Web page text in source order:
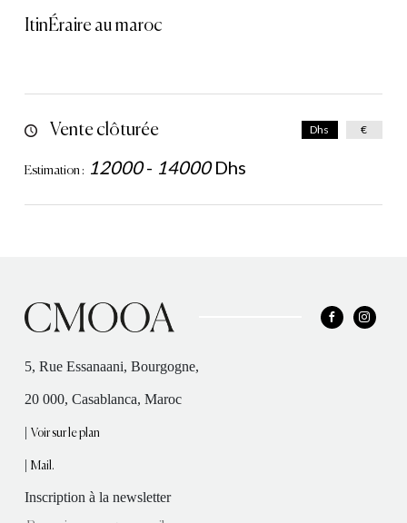
ItinÉraire au maroc
Vente clôturée
Estimation : 12000- 14000 Dhs
Dhs €
5, Rue Essanaani, Bourgogne,
20 000, Casablanca, Maroc
|Voir sur le plan
|Mail.
Inscription à la newsletter